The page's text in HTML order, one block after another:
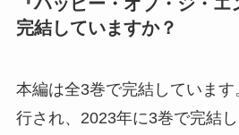
完結していますか？
本編は全3巻で完結しています
行され、2023年に3巻で完結